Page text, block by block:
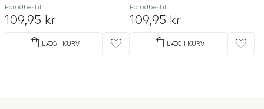
Forudbestil
109,95 kr
shopping_bag LÆG I KURV favorite
Forudbestil
109,95 kr
shopping_bag LÆG I KURV favorite